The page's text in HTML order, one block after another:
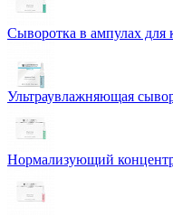
Сыворотка в ампулах для
Ультраувлажняющая
Нормализующий